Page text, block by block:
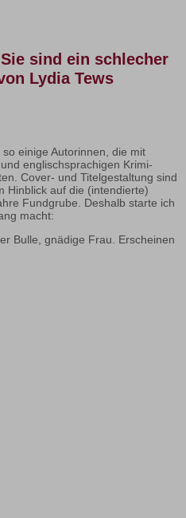
sind ein schlecher
Lydia Tews
einige Autorinnen, die mit
englischsprachigen Krimi-
Cover- und Titelgestaltung sind
Hinblick auf die (intendierte)
Fundgrube. Deshalb starte ich
macht:
Bulle, gnädige Frau. Erscheinen